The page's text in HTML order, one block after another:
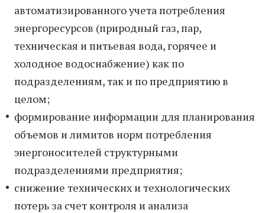
автоматизированного учета потребления
энергоресурсов (природный газ, пар,
техническая и питьевая вода, горячее и
холодное водоснабжение) как по
подразделениям, так и по предприятию в
целом;
формирование информации для планирования
объемов и лимитов норм потребления
энергоносителей структурными
подразделениями предприятия;
снижение технических и технологических
потерь за счет контроля и анализа